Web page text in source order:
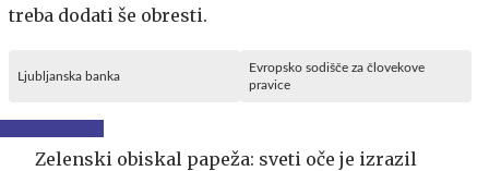
treba dodati še obresti.
Ljubljanska banka
Evropsko sodišče za človekove
pravice
Zelenski obiskal papeža: sveti oče je izrazil